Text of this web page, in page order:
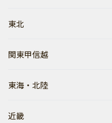
東北
関東甲信越
東海・北陸
近畿